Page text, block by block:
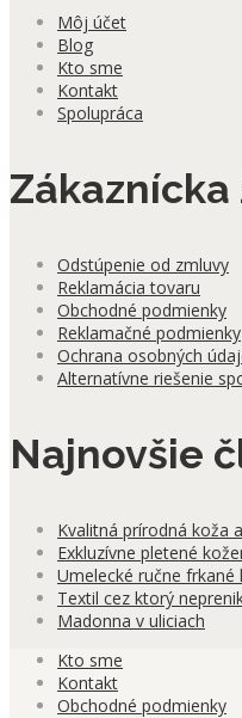
Môj účet
Blog
Kto sme
Kontakt
Spolupráca
Zákaznícka
Odstúpenie od zmluvy
Reklamácia tovaru
Obchodné podmienky
Reklamačné podmienky
Ochrana osobných
Alternatívne riešenie
Najnovšie
Kvalitná prírodná koža
Exkluzívne pletené
Umelecké ručne
Textil cez ktorý
Madonna v uliciach
Kto sme
Kontakt
Obchodné podmienky